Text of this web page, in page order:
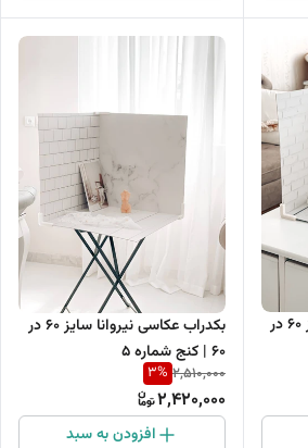
بکدراب عکاسی نیروانا سایز 60 در
بکدراب عکاسی نیروانا سایز 60 در
60 | کنج شماره 5
2,510,000
3%
2,420,000
افزودن به سبد